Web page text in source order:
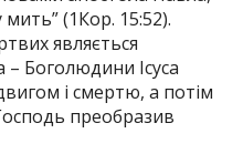
(1Кор. 15:52).
являється
– Боголюдини Ісуса
і смертю, а потім
преобразив